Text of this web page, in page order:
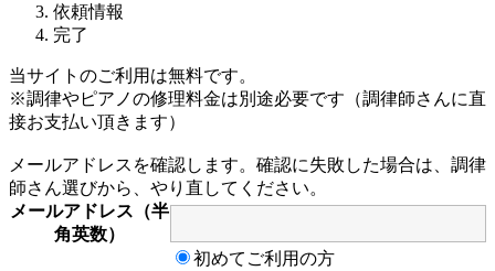
依頼情報
完了
当サイトのご利用は無料です。
※調律やピアノの修理料金は別途必要です（調律師さんに直
接お支払い頂きます）
メールアドレスを確認します。確認に失敗した場合は、調律
師さん選びから、やり直してください。
メールアドレス（半
角英数）
初めてご利用の方